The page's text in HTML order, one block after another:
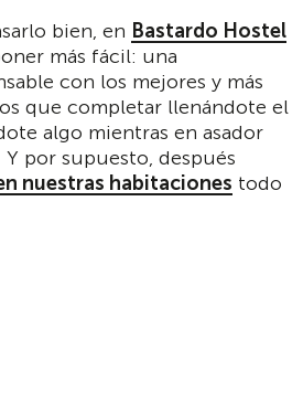
bien, en Bastardo Hostel
más fácil: una
con los mejores y más
que completar llenándote el
algo mientras en asador
por supuesto, después
nuestras habitaciones todo